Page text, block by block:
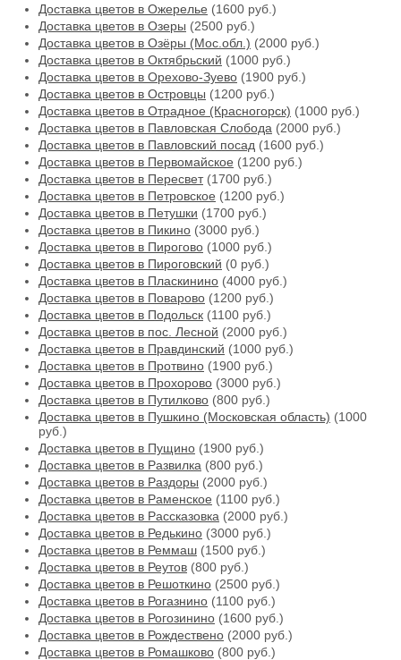
Доставка цветов в Ожерелье (1600 руб.)
Доставка цветов в Озеры (2500 руб.)
Доставка цветов в Озёры (Мос.обл.) (2000 руб.)
Доставка цветов в Октябрьский (1000 руб.)
Доставка цветов в Орехово-Зуево (1900 руб.)
Доставка цветов в Островцы (1200 руб.)
Доставка цветов в Отрадное (Красногорск) (1000 руб.)
Доставка цветов в Павловская Слобода (2000 руб.)
Доставка цветов в Павловский посад (1600 руб.)
Доставка цветов в Первомайское (1200 руб.)
Доставка цветов в Пересвет(1700 руб.)
Доставка цветов в Петровское (1200 руб.)
Доставка цветов в Петушки (1700 руб.)
Доставка цветов в Пикино (3000 руб.)
Доставка цветов в Пирогово (1000 руб.)
Доставка цветов в Пироговский (0 руб.)
Доставка цветов в Пласкинино (4000 руб.)
Доставка цветов в Поварово (1200 руб.)
Доставка цветов в Подольск (1100 руб.)
Доставка цветов в пос. Лесной (2000 руб.)
Доставка цветов в Правдинский (1000 руб.)
Доставка цветов в Протвино (1900 руб.)
Доставка цветов в Прохорово (3000 руб.)
Доставка цветов в Путилково (800 руб.)
Доставка цветов в Пушкино (Московская область) (1000
руб.)
Доставка цветов в Пущино (1900 руб.)
Доставка цветов в Развилка (800 руб.)
Доставка цветов в Раздоры (2000 руб.)
Доставка цветов в Раменское (1100 руб.)
Доставка цветов в Рассказовка (2000 руб.)
Доставка цветов в Редькино (3000 руб.)
Доставка цветов в Реммаш (1500 руб.)
Доставка цветов в Реутов (800 руб.)
Доставка цветов в Решоткино (2500 руб.)
Доставка цветов в Рогазнино (1100 руб.)
Доставка цветов в Рогозинино (1600 руб.)
Доставка цветов в Рождествено (2000 руб.)
Доставка цветов в Ромашково (800 руб.)